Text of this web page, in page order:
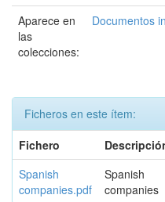
Aparece en
las
colecciones:
Documentos
Ficheros en este ítem:
Fichero
Spanish
companies.pdf
Spanish
companies